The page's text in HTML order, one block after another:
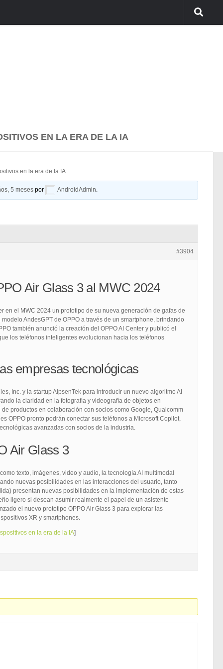
EN LA ERA DE LA IA
en la era de la IA
5 meses por AndroidAdmin.
#3904
Air Glass 3 al MWC 2024
en el MWC 2024 un prototipo de su nueva generación de gafas de
AndesGPT de OPPO a través de un smartphone, brindando
también anunció la creación del OPPO AI Center y publicó el
los teléfonos inteligentes evolucionan hacia los teléfonos
empresas tecnológicas
Inc. y la startup AlpsenTek para introducir un nuevo algoritmo AI
la claridad en la fotografía y videografía de objetos en
productos en colaboración con socios como Google, Qualcomm
OPPO pronto podrán conectar sus teléfonos a Microsoft Copilot,
avanzadas con socios de la industria.
Air Glass 3
texto, imágenes, video y audio, la tecnología AI multimodal
nuevas posibilidades en las interacciones del usuario, tanto
presentan nuevas posibilidades en la implementación de estas
ligero si desean asumir realmente el papel de un asistente
el nuevo prototipo OPPO Air Glass 3 para explorar las
XR y smartphones.
en la era de la IA]